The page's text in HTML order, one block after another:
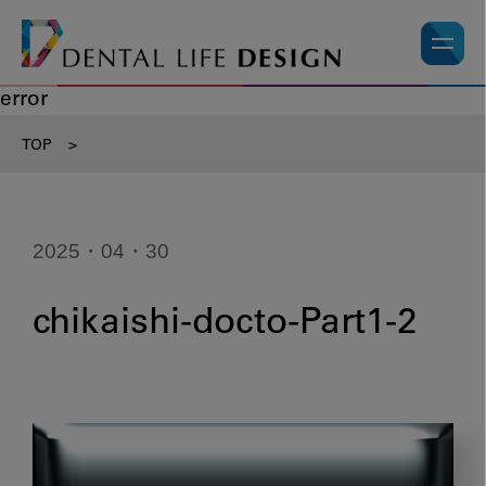
error
TOP >
2025・04・30
chikaishi-docto-Part1-2